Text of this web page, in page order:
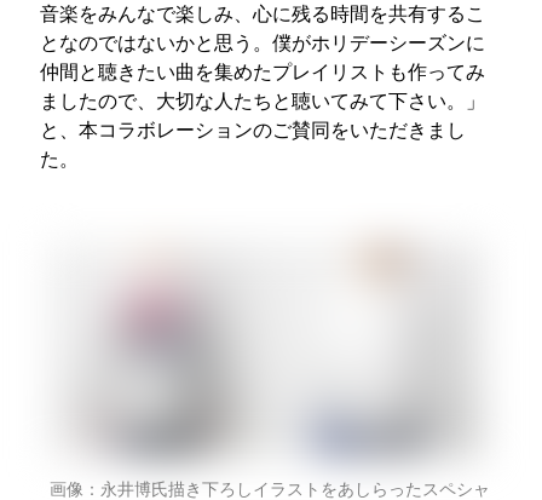
音楽をみんなで楽しみ、心に残る時間を共有するこ
となのではないかと思う。僕がホリデーシーズンに
仲間と聴きたい曲を集めたプレイリストも作ってみ
ましたので、大切な人たちと聴いてみて下さい。」
と、本コラボレーションのご賛同をいただきまし
た。
画像：永井博氏描き下ろしイラストをあしらったスペシャ